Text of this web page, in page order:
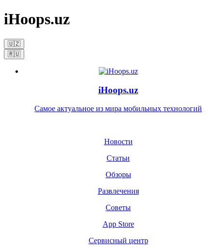
iHoops.uz
🇺🇿
🇷🇺
iHoops.uz
Самое актуальное из мира мобильных технологий
Новости
Статьи
Обзоры
Развлечения
Советы
App Store
Сервисный центр